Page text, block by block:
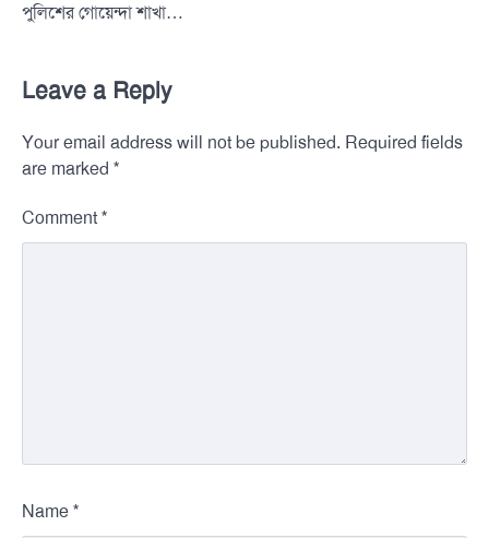
পুলিশের গোয়েন্দা শাখা…
Leave a Reply
Your email address will not be published. Required fields
are marked *
Comment *
Name *